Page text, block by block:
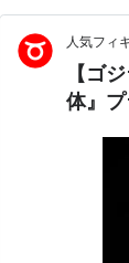
人気フィ
【ゴ
体』